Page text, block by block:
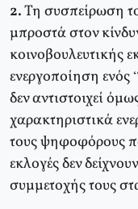
2.Τη συσπείρωση
μπροστά στον
κοινοβουλευτικής
ενεργοποίηση
δεν αντιστοιχεί
χαρακτηριστικά
τους ψηφοφόρους
εκλογές δεν
συμμετοχής τους